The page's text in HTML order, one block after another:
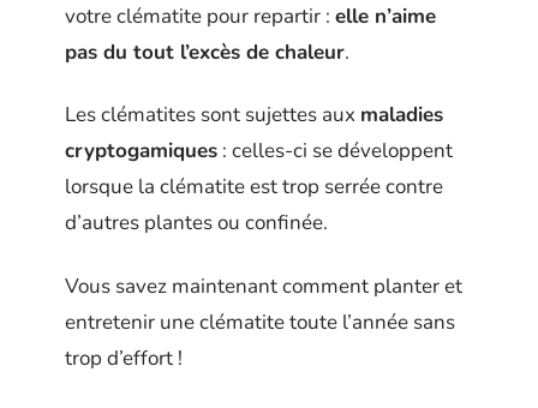
votre clématite pour repartir : elle n’aime
pas du tout l’excès de chaleur.
Les clématites sont sujettes aux maladies
cryptogamiques : celles-ci se développent
lorsque la clématite est trop serrée contre
d’autres plantes ou confinée.
Vous savez maintenant comment planter et
entretenir une clématite toute l’année sans
trop d’effort !